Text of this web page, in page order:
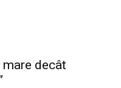
mare decât